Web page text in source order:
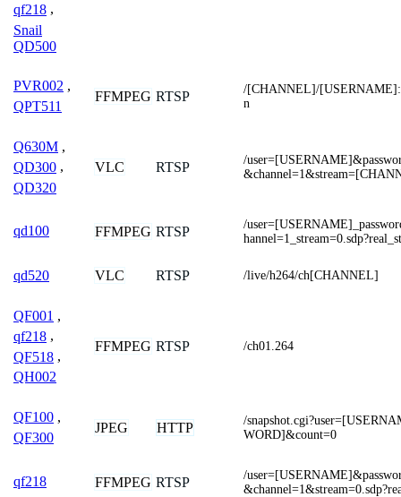
qf218 ,
Snail
QD500
PVR002 ,
QPT511
FFMPEG RTSP
/[CHANNEL]/
n
Q630M ,
QD300 ,
QD320
VLC RTSP
/
qd100 FFMPEG RTSP
/
qd520 VLC RTSP /live/h264/ch[CHANNEL]
QF001 ,
qf218 ,
QF518 ,
QH002
FFMPEG RTSP /ch01.264
QF100 ,
QF300
JPEG HTTP
/
WORD]&count=0
qf218 FFMPEG RTSP
/